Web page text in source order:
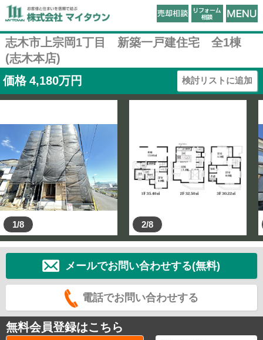
志木市上宗岡1丁目 新築一戸建住宅 全1棟
(志木本店)
価格 4,180万円 検討リストに追加
1/8 2/8
メールでお問い合わせする(無料)
電話でお問い合わせする
無料会員登録はこちら